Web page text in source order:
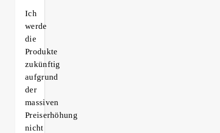
Ich
werde
die
Produkte
zukünftig
aufgrund
der
massiven
Preiserhöhung
nicht